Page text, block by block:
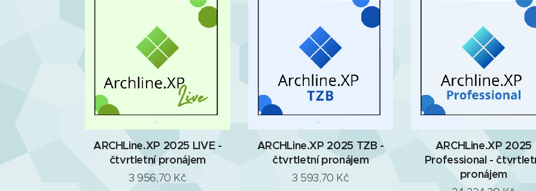
ARCHLine.XP 2025 LIVE -
čtvrtletní pronájem
3 956,70 Kč
ARCHLine.XP 2025 TZB -
čtvrtletní pronájem
3 593,70 Kč
ARCHLine.XP 2025
Professional -
pronájem